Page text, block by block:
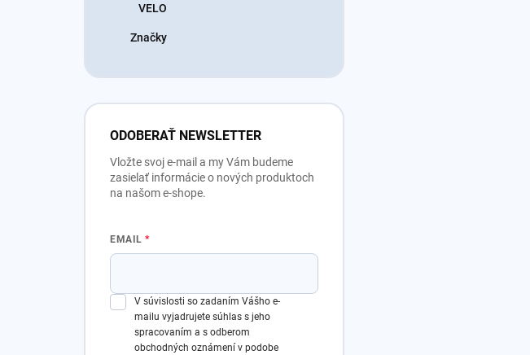
VELO
Značky
ODOBERAŤ NEWSLETTER
Vložte svoj e-mail a my Vám budeme
zasielať informácie o nových produktoch
na našom e-shope.
EMAIL
V súvislosti so zadaním Vášho e-
mailu vyjadrujete súhlas s jeho
spracovaním a s odberom
obchodných oznámení v podobe